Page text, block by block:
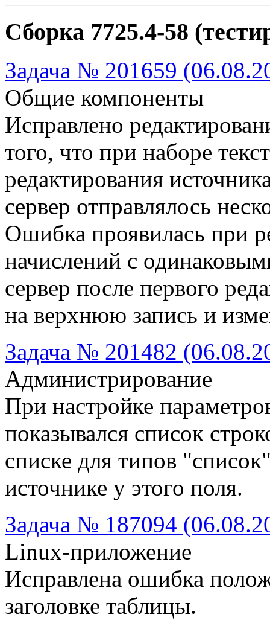
Сборка 7725.4-58
Задача № 201659
Общие компоненты
Исправлено
того, что при наборе
редактирования
сервер отправлялось
Ошибка проявилась при
начислений с
сервер после первого
на верхнюю запись и
Задача № 201482
Администрирование
При настройке
показывался список
списке для типов
источнике у этого поля.
Задача № 187094
Linux-приложение
Исправлена ошибка
заголовке таблицы.